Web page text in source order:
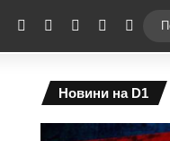
Facebook YouTubeInstagramTelegram
Новини на D1